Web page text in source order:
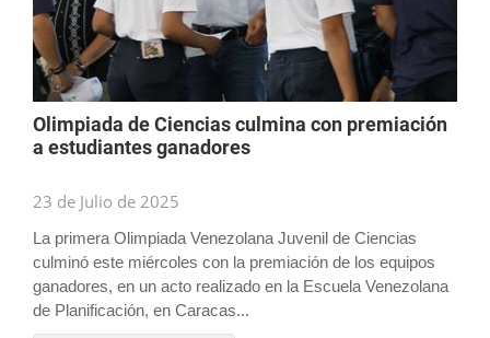
Olimpiada de Ciencias culmina con premiación
a estudiantes ganadores
23 de Julio de 2025
La primera Olimpiada Venezolana Juvenil de Ciencias
culminó este miércoles con la premiación de los equipos
ganadores, en un acto realizado en la Escuela Venezolana
de Planificación, en Caracas...